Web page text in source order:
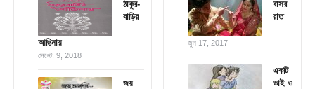
ঠাকুর-
বাড়ির
আঙিনায়
সেপ্টে. 9, 2018
জয়
বাসর
রাত
জুন 17, 2017
একটি
ভাই ও